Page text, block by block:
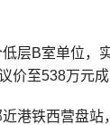
层B室单位
价至538万元
港铁西营盘